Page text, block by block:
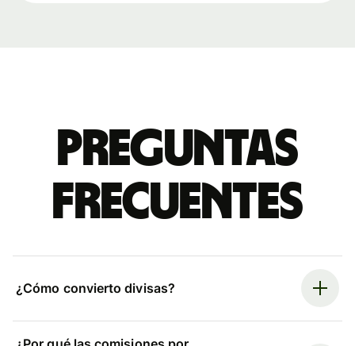
Preguntas
frecuentes
¿Cómo convierto divisas?